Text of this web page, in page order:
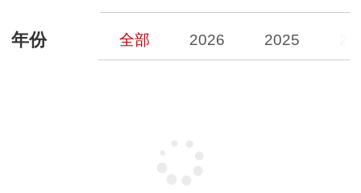
年份 全部 2026 2025